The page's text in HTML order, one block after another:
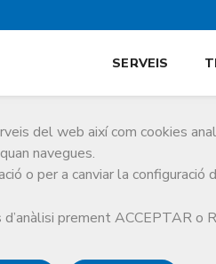
del web així com cookies
quan navegues.
o per a canviar la configuració
prement ACCEPTAR o
SERVEIS